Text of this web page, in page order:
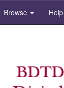
Browse Help